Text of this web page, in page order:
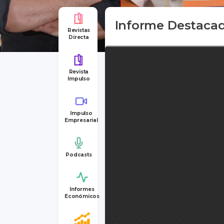
Revistas
Directa
Revista
Impulso
Impulso
Empresarial
Podcasts
Informes
Económicos
Informe